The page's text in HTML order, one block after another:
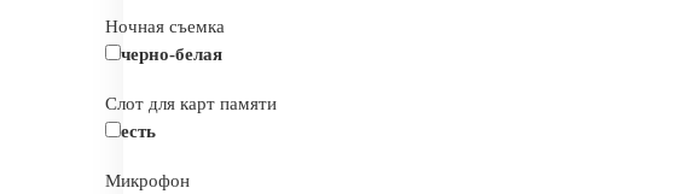
Ночная съемка
черно-белая
Слот для карт памяти
есть
Микрофон